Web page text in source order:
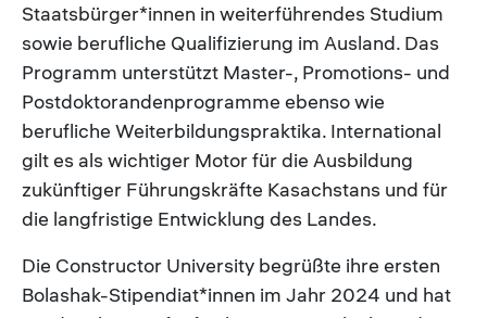
Staatsbürger*innen in weiterführendes Studium
sowie berufliche Qualifizierung im Ausland. Das
Programm unterstützt Master-, Promotions- und
Postdoktorandenprogramme ebenso wie
berufliche Weiterbildungspraktika. International
gilt es als wichtiger Motor für die Ausbildung
zukünftiger Führungskräfte Kasachstans und für
die langfristige Entwicklung des Landes.
Die Constructor University begrüßte ihre ersten
Bolashak-Stipendiat*innen im Jahr 2024 und hat